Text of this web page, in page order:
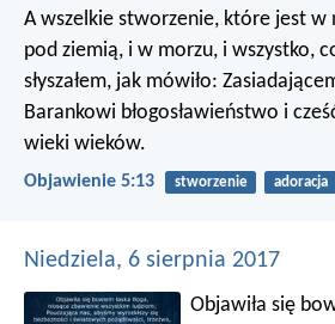
A wszelkie stworzenie, które jest w
pod ziemią, i w morzu, i wszystko,
słyszałem, jak mówiło:
Barankowi błogosławieństwo i
wieki wieków.
Objawienie 5:13 stworzenie adoracja
Niedziela, 6 sierpnia 2017
Objawiła się